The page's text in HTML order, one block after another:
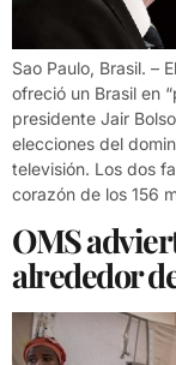
Sao Paulo, Brasil. –
ofreció un Brasil en
presidente Jair
elecciones del
televisión. Los dos
corazón de los 156
OMS
alrededor